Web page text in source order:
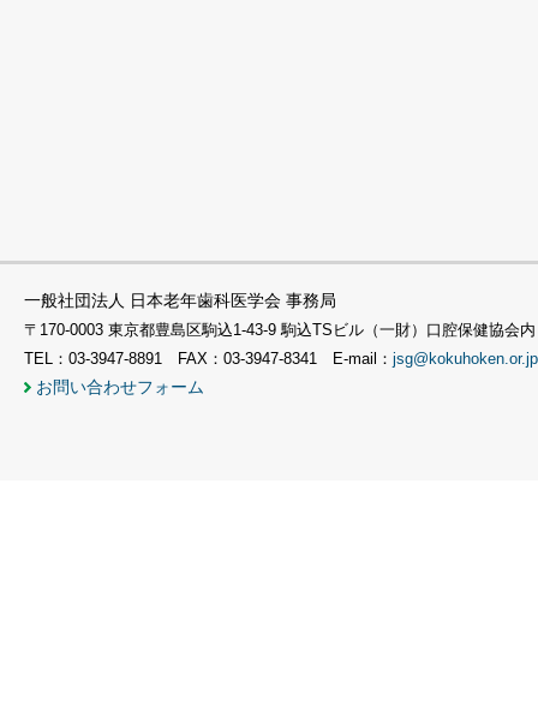
一般社団法人 日本老年歯科医学会 事務局
〒170-0003 東京都豊島区駒込1-43-9 駒込TSビル（一財）口腔保健協会内
TEL：03-3947-8891 FAX：03-3947-8341 E-mail： jsg@kokuhoken.or.jp
お問い合わせフォーム